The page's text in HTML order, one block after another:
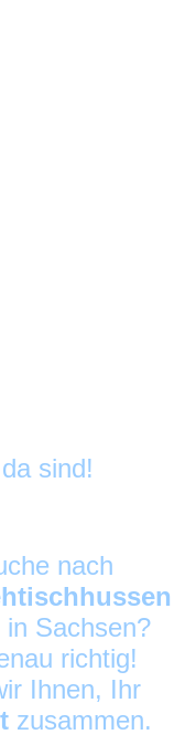
sind!
nach
Sachsen?
richtig!
Ihnen, Ihr
zusammen.